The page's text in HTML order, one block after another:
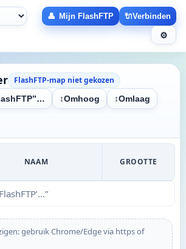
Mijn FlashFTP Verbinden
FlashFTP-map niet gekozen
Omhoog Omlaag
NAAM GROOTTE
gebruik Chrome/Edge via https of